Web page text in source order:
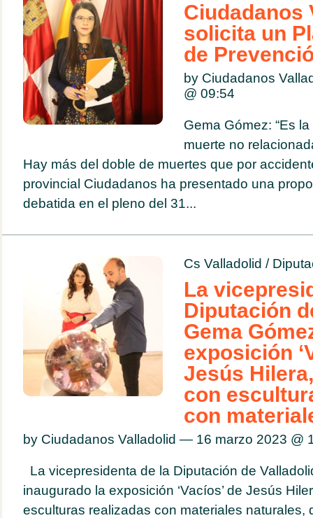
Ciudadanos
solicita un
de
by Ciudadanos
@ 09:54
Gema Gómez: “Es
muerte no
Hay más del doble de muertes que por
provincial Ciudadanos ha presentado una
debatida en el pleno del 31...
Cs Valladolid /
La
Diputación
Gema
exposición
Jesús
con
con
by Ciudadanos Valladolid — 16 marzo 2023 @
La vicepresidenta de la Diputación de
inaugurado la exposición ‘Vacíos’ de Jesús
esculturas realizadas con materiales naturales,